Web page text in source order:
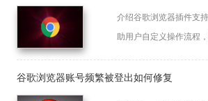
介绍谷歌浏览器插件支
助用户自定义操作流程
谷歌浏览器账号频繁被登出如何修复